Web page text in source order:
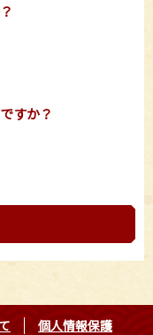
すか？
個人情報保護